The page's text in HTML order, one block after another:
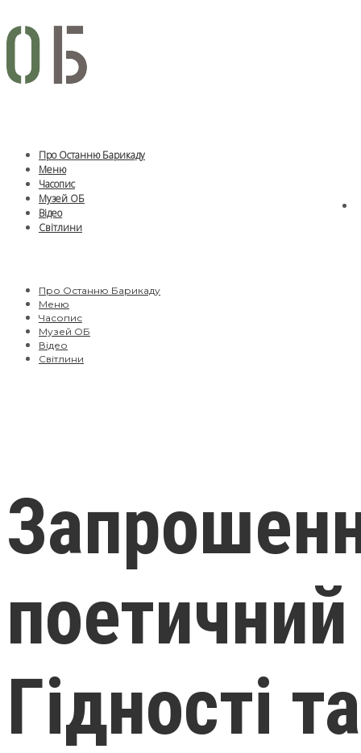
Про Останню Барикаду
Меню
Часопис
Музей ОБ
Відео
Світлини
Про Останню Барикаду
Меню
Часопис
Музей ОБ
Відео
Світлини
Гідності